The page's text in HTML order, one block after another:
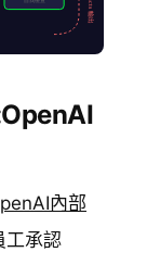
內部
工承認